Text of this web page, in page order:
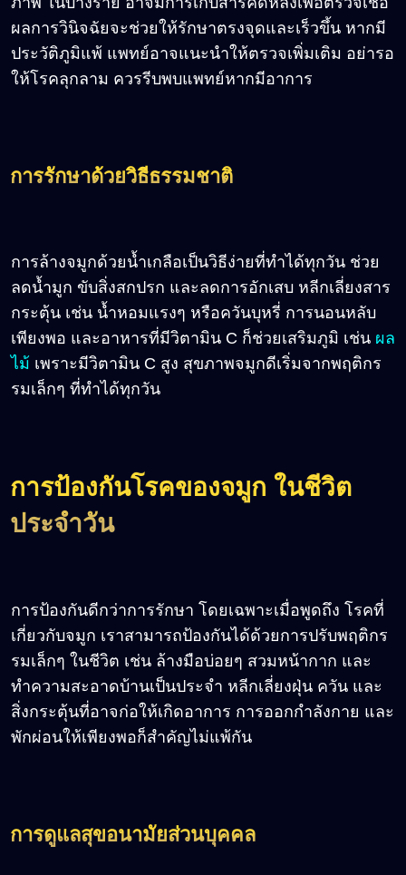
ผลการวินิจฉัยจะช่วยให้รักษาตรงจุดและเร็วขึ้น หากมี
ประวัติภูมิแพ้ แพทย์อาจแนะนำให้ตรวจเพิ่มเติม อย่ารอ
ให้โรคลุกลาม ควรรีบพบแพทย์หากมีอาการ
การรักษาด้วยวิธีธรรมชาติ
การล้างจมูกด้วยน้ำเกลือเป็นวิธีง่ายที่ทำได้ทุกวัน ช่วย
ลดน้ำมูก ขับสิ่งสกปรก และลดการอักเสบ หลีกเลี่ยงสาร
กระตุ้น เช่น น้ำหอมแรงๆ หรือควันบุหรี่ การนอนหลับ
เพียงพอ และอาหารที่มีวิตามิน C ก็ช่วยเสริมภูมิ เช่น ผล
ไม้ เพราะมีวิตามิน C สูง สุขภาพจมูกดีเริ่มจากพฤติกร
รมเล็กๆ ที่ทำได้ทุกวัน
การป้องกันโรคของจมูก ในชีวิต
ประจำวัน
การป้องกันดีกว่าการรักษา โดยเฉพาะเมื่อพูดถึง โรคที่
เกี่ยวกับจมูก เราสามารถป้องกันได้ด้วยการปรับพฤติกร
รมเล็กๆ ในชีวิต เช่น ล้างมือบ่อยๆ สวมหน้ากาก และ
ทำความสะอาดบ้านเป็นประจำ หลีกเลี่ยงฝุ่น ควัน และ
สิ่งกระตุ้นที่อาจก่อให้เกิดอาการ การออกกำลังกาย และ
พักผ่อนให้เพียงพอก็สำคัญไม่แพ้กัน
การดูแลสุขอนามัยส่วนบุคคล